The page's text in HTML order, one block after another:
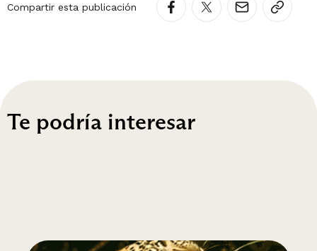
Compartir esta publicación
Te podría interesar